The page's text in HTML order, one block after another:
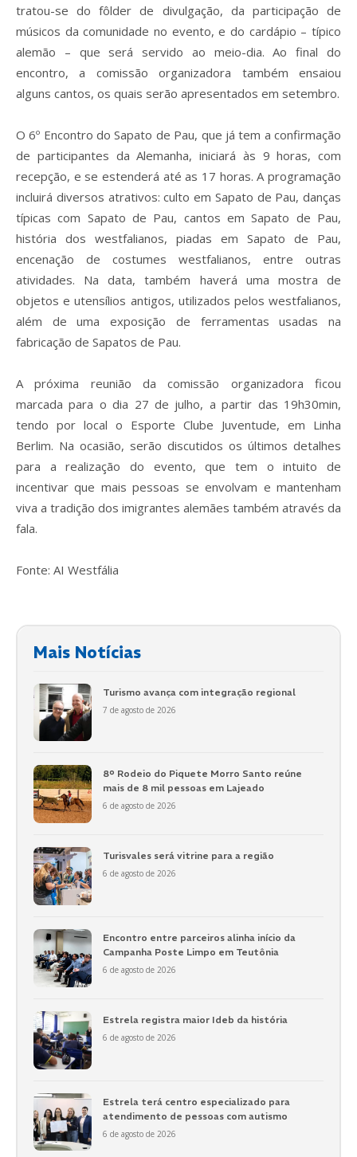
tratou-se do fôlder de divulgação, da participação de
músicos da comunidade no evento, e do cardápio – típico
alemão – que será servido ao meio-dia. Ao final do
encontro, a comissão organizadora também ensaiou
alguns cantos, os quais serão apresentados em setembro.
O 6º Encontro do Sapato de Pau, que já tem a confirmação
de participantes da Alemanha, iniciará às 9 horas, com
recepção, e se estenderá até as 17 horas. A programação
incluirá diversos atrativos: culto em Sapato de Pau, danças
típicas com Sapato de Pau, cantos em Sapato de Pau,
história dos westfalianos, piadas em Sapato de Pau,
encenação de costumes westfalianos, entre outras
atividades. Na data, também haverá uma mostra de
objetos e utensílios antigos, utilizados pelos westfalianos,
além de uma exposição de ferramentas usadas na
fabricação de Sapatos de Pau.
A próxima reunião da comissão organizadora ficou
marcada para o dia 27 de julho, a partir das 19h30min,
tendo por local o Esporte Clube Juventude, em Linha
Berlim. Na ocasião, serão discutidos os últimos detalhes
para a realização do evento, que tem o intuito de
incentivar que mais pessoas se envolvam e mantenham
viva a tradição dos imigrantes alemães também através da
fala.
Fonte: AI Westfália
Mais Notícias
Turismo avança com integração regional
7 de agosto de 2026
8º Rodeio do Piquete Morro Santo reúne
mais de 8 mil pessoas em Lajeado
6 de agosto de 2026
Turisvales será vitrine para a região
6 de agosto de 2026
Encontro entre parceiros alinha início da
Campanha Poste Limpo em Teutônia
6 de agosto de 2026
Estrela registra maior Ideb da história
6 de agosto de 2026
Estrela terá centro especializado para
atendimento de pessoas com autismo
6 de agosto de 2026